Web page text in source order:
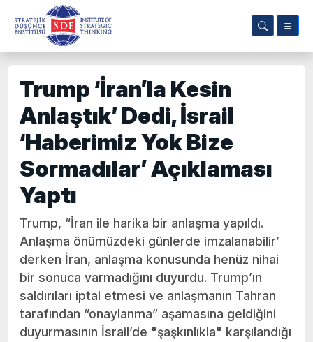
Trump ‘İran’la Kesin
Anlaştık’ Dedi, İsrail
‘Haberimiz Yok Bize
Sormadılar’ Açıklaması
Yaptı
Trump, “İran ile harika bir anlaşma yapıldı.
Anlaşma önümüzdeki günlerde imzalanabilir’
derken İran, anlaşma konusunda henüz nihai
bir sonuca varmadığını duyurdu. Trump’ın
saldırıları iptal etmesi ve anlaşmanın Tahran
tarafından “onaylanma” aşamasına geldiğini
duyurmasının İsrail’de "şaşkınlıkla" karşılandığı